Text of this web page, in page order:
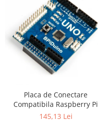
Cabluri si Conectori
Camera
Cutii
Adaptoare si convertoare
Placa de Conectare
Compatibila Raspberry Pi
Arduino UNO
145,13 Lei